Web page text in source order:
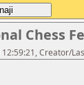
Chess
Creator/